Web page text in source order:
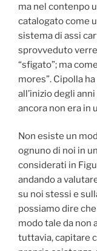
ma nel contenpo
catalogato come
sistema di assi
sprovveduto
“sfigato”; ma
mores”. Cipolla
all’inizio degli
ancora non era in
Non esiste un
ognuno di noi in
considerati in
andando a
su noi stessi e
possiamo dire
modo tale da non
tuttavia, capitare